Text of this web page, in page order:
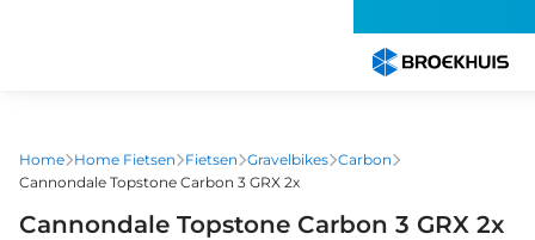
gaan
Home Home Fietsen Fietsen Gravelbikes Carbon
Cannondale Topstone Carbon 3 GRX 2x
Cannondale Topstone Carbon 3 GRX 2x